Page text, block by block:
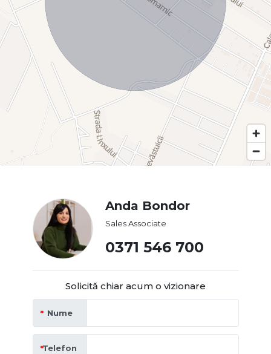
Anda Bondor
Sales Associate
0371 546 700
Solicită chiar acum o vizionare
Nume
Telefon